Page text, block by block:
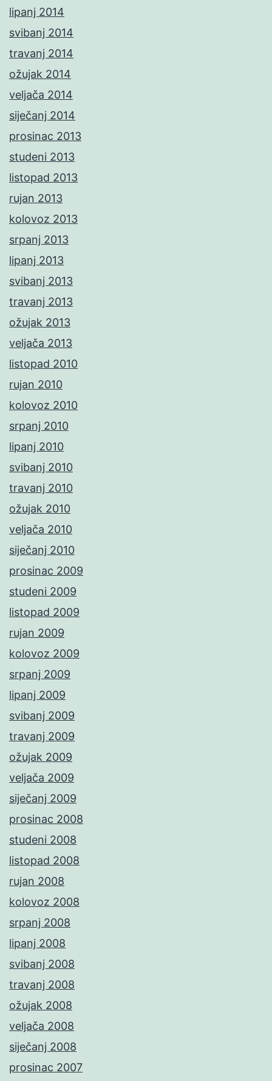
lipanj 2014
svibanj 2014
travanj 2014
ožujak 2014
veljača 2014
siječanj 2014
prosinac 2013
studeni 2013
listopad 2013
rujan 2013
kolovoz 2013
srpanj 2013
lipanj 2013
svibanj 2013
travanj 2013
ožujak 2013
veljača 2013
listopad 2010
rujan 2010
kolovoz 2010
srpanj 2010
lipanj 2010
svibanj 2010
travanj 2010
ožujak 2010
veljača 2010
siječanj 2010
prosinac 2009
studeni 2009
listopad 2009
rujan 2009
kolovoz 2009
srpanj 2009
lipanj 2009
svibanj 2009
travanj 2009
ožujak 2009
veljača 2009
siječanj 2009
prosinac 2008
studeni 2008
listopad 2008
rujan 2008
kolovoz 2008
srpanj 2008
lipanj 2008
svibanj 2008
travanj 2008
ožujak 2008
veljača 2008
siječanj 2008
prosinac 2007